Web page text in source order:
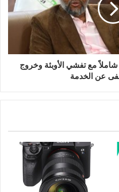
شاملاً مع تفشي الأوبئة وخروج